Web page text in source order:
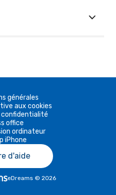
générales
aux cookies
confidentialité
office
ordinateur
iPhone
d'aide
eDreams © 2026